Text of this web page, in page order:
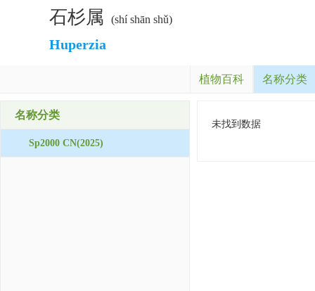
石杉属 (shí shān shǔ)
Huperzia
植物百科 名称分类
名称分类
Sp2000 CN(2025)
未找到数据